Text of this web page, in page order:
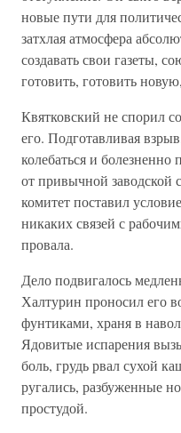
новые пути для
затхлая атмосфера
создавать свои газеты,
готовить, готовить
Квятковский не спорил
его. Подготавливая
колебаться и
от привычной
комитет поставил
никаких связей с
провала.
Дело подвигалось
Халтурин проносил его
фунтиками, храня в
Ядовитые испарения
боль, грудь рвал сухой
ругались, разбуженные
простудой.